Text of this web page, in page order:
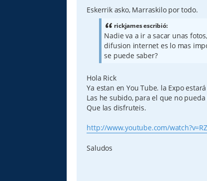
Eskerrik asko, Marraskilo por todo.
rickjames escribió:
Nadie va a ir a sacar unas
difusion internet es lo mas
se puede saber?
Hola Rick
Ya estan en You Tube. la Expo
Las he subido, para el que no
Que las disfruteis.
http://www.youtube.com/
Saludos